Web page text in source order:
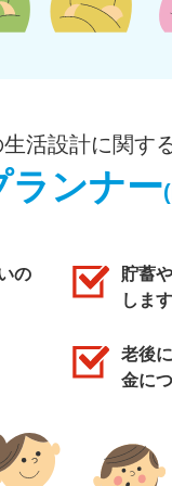
活設計に関す
ランナー
の
貯蓄
します
老後
金に